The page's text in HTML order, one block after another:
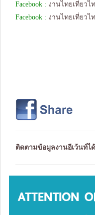
Facebook : งานไทยเที่ยว
Facebook : งานไทยเที่ยวไ
ติดตามข้อมูลงานอีเว้นท์ไ